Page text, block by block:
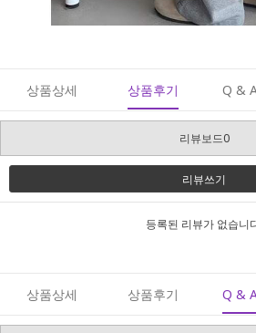
상품상세 상품후기 Q &
리뷰보드0
리뷰쓰기
등록된 리뷰가 없습니
상품상세 상품후기 Q &